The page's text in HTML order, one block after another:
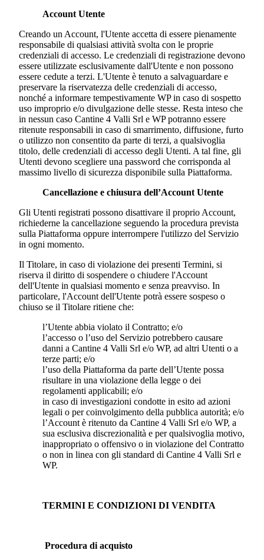
Account Utente
Creando un Account, l'Utente accetta di essere pienamente
responsabile di qualsiasi attività svolta con le proprie
credenziali di accesso. Le credenziali di registrazione devono
essere utilizzate esclusivamente dall'Utente e non possono
essere cedute a terzi. L'Utente è tenuto a salvaguardare e
preservare la riservatezza delle credenziali di accesso,
nonché a informare tempestivamente WP in caso di sospetto
uso improprio e/o divulgazione delle stesse. Resta inteso che
in nessun caso Cantine 4 Valli Srl e WP potranno essere
ritenute responsabili in caso di smarrimento, diffusione, furto
o utilizzo non consentito da parte di terzi, a qualsivoglia
titolo, delle credenziali di accesso degli Utenti. A tal fine, gli
Utenti devono scegliere una password che corrisponda al
massimo livello di sicurezza disponibile sulla Piattaforma.
Cancellazione e chiusura dell’Account Utente
Gli Utenti registrati possono disattivare il proprio Account,
richiederne la cancellazione seguendo la procedura prevista
sulla Piattaforma oppure interrompere l'utilizzo del Servizio
in ogni momento.
Il Titolare, in caso di violazione dei presenti Termini, si
riserva il diritto di sospendere o chiudere l'Account
dell'Utente in qualsiasi momento e senza preavviso. In
particolare, l'Account dell'Utente potrà essere sospeso o
chiuso se il Titolare ritiene che:
l’Utente abbia violato il Contratto; e/o
l’accesso o l’uso del Servizio potrebbero causare
danni a Cantine 4 Valli Srl e/o WP, ad altri Utenti o a
terze parti; e/o
l’uso della Piattaforma da parte dell’Utente possa
risultare in una violazione della legge o dei
regolamenti applicabili; e/o
in caso di investigazioni condotte in esito ad azioni
legali o per coinvolgimento della pubblica autorità; e/o
l’Account è ritenuto da Cantine 4 Valli Srl e/o WP, a
sua esclusiva discrezionalità e per qualsivoglia motivo,
inappropriato o offensivo o in violazione del Contratto
o non in linea con gli standard di Cantine 4 Valli Srl e
WP.
TERMINI E CONDIZIONI DI VENDITA
Procedura di acquisto